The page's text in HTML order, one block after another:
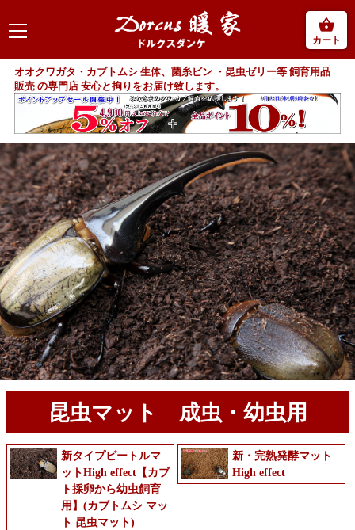
カート
オオクワガタ・カブトムシ 生体、菌糸ビン ・昆虫ゼリー等 飼育用品
販売 の専門店 安心と拘りをお届け致します。
昆虫マット 成虫・幼虫用
新タイプビートルマ
ットHigh effect【カブ
ト採卵から幼虫飼育
用】(カブトムシ マッ
ト 昆虫マット)
新・完熟発酵マット
High effect